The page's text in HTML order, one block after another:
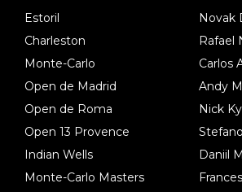
Estoril
Charleston
Monte-Carlo
Open de Madrid
Open de Roma
Open 13 Provence
Indian Wells
Monte-Carlo Masters
Novak
Rafael
Carlos
Andy
Nick
Daniil